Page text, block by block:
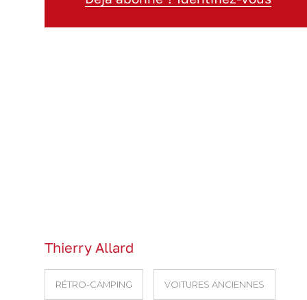
Thierry Allard
RÉTRO-CAMPING VOITURES ANCIENNES